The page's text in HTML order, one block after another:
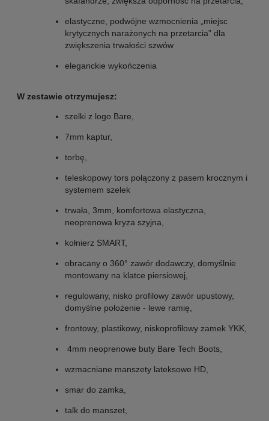
elastyczne, podwójne wzmocnienia „miejsc
krytycznych narażonych na przetarcia” dla
zwiększenia trwałości szwów
eleganckie wykończenia
W zestawie otrzymujesz:
szelki z logo Bare,
7mm kaptur,
torbę,
teleskopowy tors połączony z pasem krocznym i
systemem szelek
trwała, 3mm, komfortowa elastyczna,
neoprenowa kryza szyjna,
kołnierz SMART,
obracany o 360° zawór dodawczy, domyślnie
montowany na klatce piersiowej,
regulowany, nisko profilowy zawór upustowy,
domyślne położenie - lewe ramię,
frontowy, plastikowy, niskoprofilowy zamek YKK,
4mm neoprenowe buty Bare Tech Boots,
wzmacniane manszety lateksowe HD,
smar do zamka,
talk do manszet,